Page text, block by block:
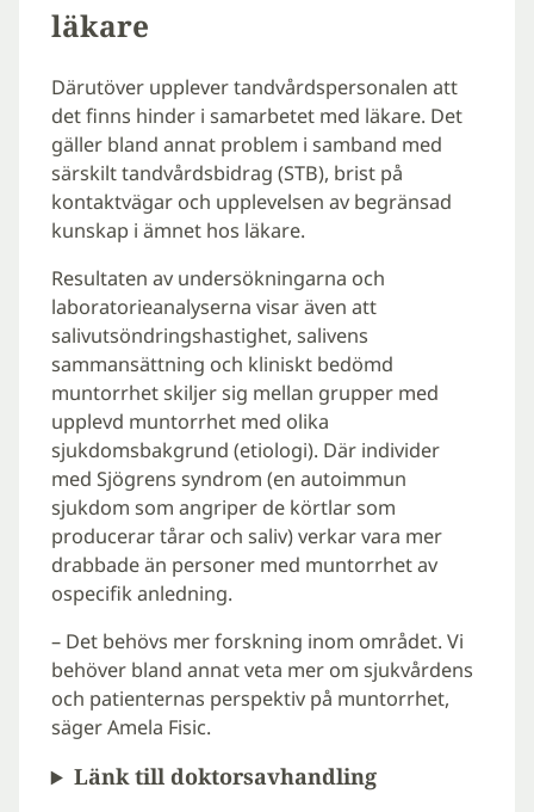
läkare
Därutöver upplever tandvårdspersonalen att
det finns hinder i samarbetet med läkare. Det
gäller bland annat problem i samband med
särskilt tandvårdsbidrag (STB), brist på
kontaktvägar och upplevelsen av begränsad
kunskap i ämnet hos läkare.
Resultaten av undersökningarna och
laboratorieanalyserna visar även att
salivutsöndringshastighet, salivens
sammansättning och kliniskt bedömd
muntorrhet skiljer sig mellan grupper med
upplevd muntorrhet med olika
sjukdomsbakgrund (etiologi). Där individer
med Sjögrens syndrom (en autoimmun
sjukdom som angriper de körtlar som
producerar tårar och saliv) verkar vara mer
drabbade än personer med muntorrhet av
ospecifik anledning.
– Det behövs mer forskning inom området. Vi
behöver bland annat veta mer om sjukvårdens
och patienternas perspektiv på muntorrhet,
säger Amela Fisic.
Länk till doktorsavhandling